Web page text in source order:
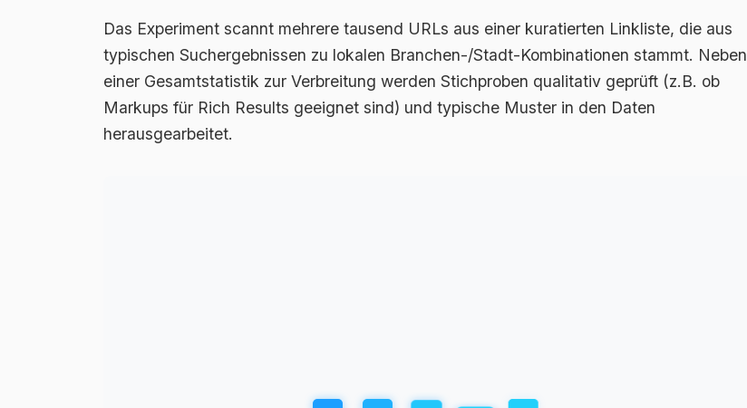
Das Experiment scannt mehrere tausend URLs aus einer kuratierten Linkliste, die aus
typischen Suchergebnissen zu lokalen Branchen-/Stadt-Kombinationen stammt. Neben
einer Gesamtstatistik zur Verbreitung werden Stichproben qualitativ geprüft (z.B. ob
Markups für Rich Results geeignet sind) und typische Muster in den Daten
herausgearbeitet.